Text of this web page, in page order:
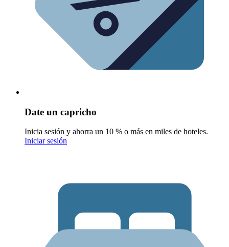
Date un capricho
Inicia sesión y ahorra un 10 % o más en miles de hoteles.
Iniciar sesión